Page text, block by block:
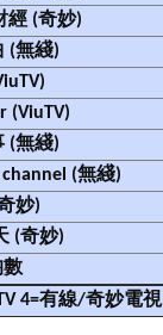
經 (奇妙)
(無綫)
(ViuTV)
(無綫)
(無綫)
妙)
(奇妙)
數
4=有線/奇妙電視